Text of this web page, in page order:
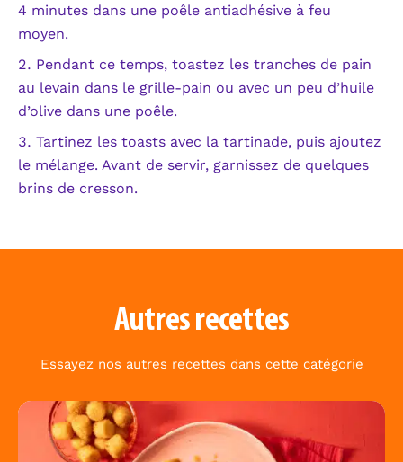
4 minutes dans une poêle antiadhésive à feu
moyen.
Pendant ce temps, toastez les tranches de pain
au levain dans le grille-pain ou avec un peu d’huile
d’olive dans une poêle.
Tartinez les toasts avec la tartinade, puis ajoutez
le mélange. Avant de servir, garnissez de quelques
brins de cresson.
Autres recettes
Essayez nos autres recettes dans cette catégorie